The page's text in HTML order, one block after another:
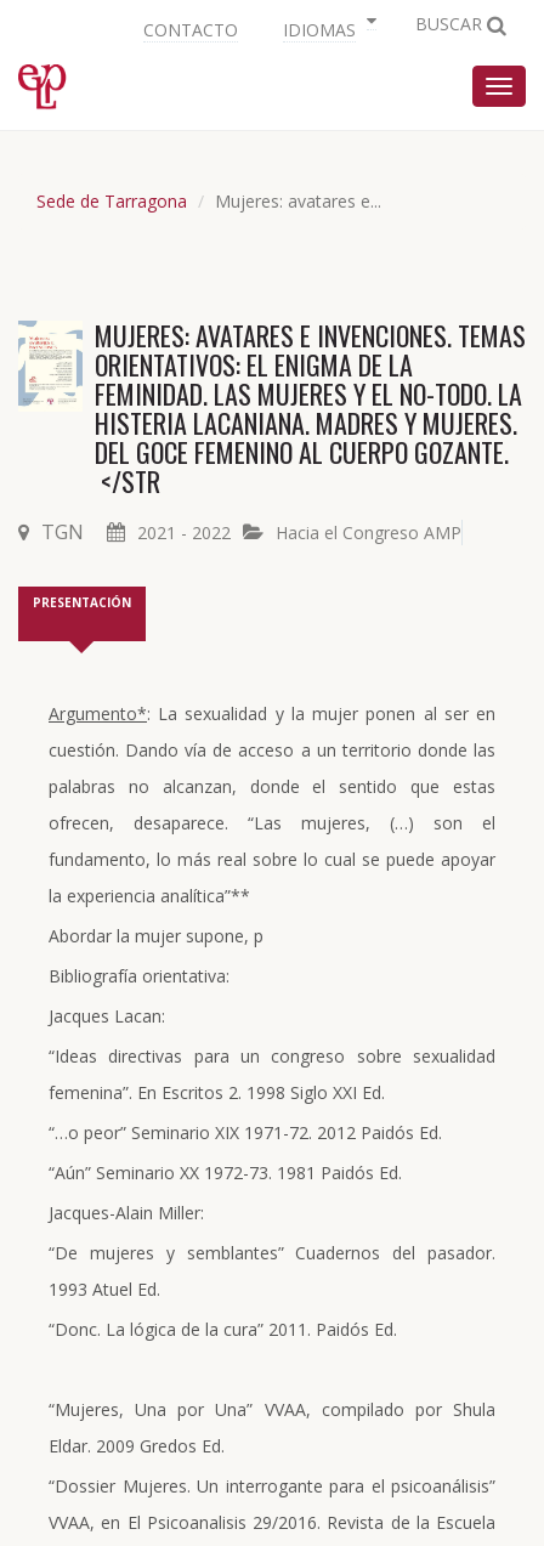
CONTACTO IDIOMAS BUSCAR
Sede de Tarragona Mujeres: avatares e...
MUJERES: AVATARES E INVENCIONES. TEMAS
ORIENTATIVOS: EL ENIGMA DE LA
FEMINIDAD. LAS MUJERES Y EL NO-TODO. LA
HISTERIA LACANIANA. MADRES Y MUJERES.
DEL GOCE FEMENINO AL CUERPO GOZANTE.
</STR
TGN 2021 - 2022 Hacia el Congreso AMP
PRESENTACIÓN
Argumento*: La sexualidad y la mujer ponen al ser en
cuestión. Dando vía de acceso a un territorio donde las
palabras no alcanzan, donde el sentido que estas
ofrecen, desaparece. “Las mujeres, (…) son el
fundamento, lo más real sobre lo cual se puede apoyar
la experiencia analítica”**
Abordar la mujer supone, p
Bibliografía orientativa:
Jacques Lacan:
“Ideas directivas para un congreso sobre sexualidad
femenina”. En Escritos 2. 1998 Siglo XXI Ed.
“…o peor” Seminario XIX 1971-72. 2012 Paidós Ed.
“Aún” Seminario XX 1972-73. 1981 Paidós Ed.
Jacques-Alain Miller:
“De mujeres y semblantes” Cuadernos del pasador.
1993 Atuel Ed.
“Donc. La lógica de la cura” 2011. Paidós Ed.
“Mujeres, Una por Una” VVAA, compilado por Shula
Eldar. 2009 Gredos Ed.
“Dossier Mujeres. Un interrogante para el psicoanálisis”
VVAA, en El Psicoanalisis 29/2016. Revista de la Escuela